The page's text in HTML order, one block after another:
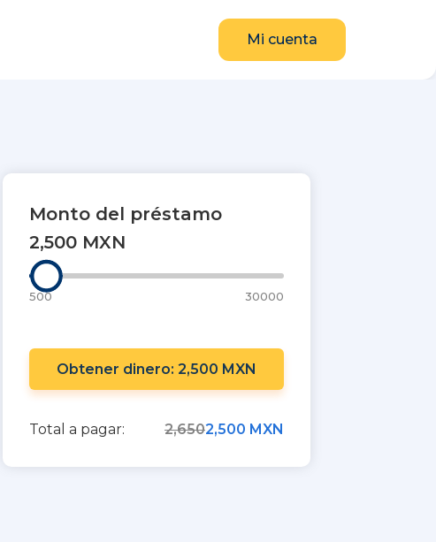
Mi cuenta
Monto del préstamo
2,500 MXN
500 30000
Obtener dinero: 2,500 MXN
Total a pagar: 2,6502,500 MXN